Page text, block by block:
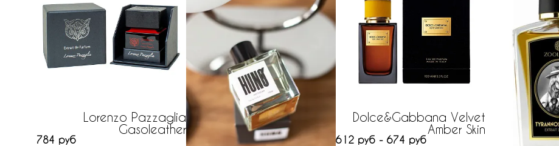
Lorenzo Pazzaglia
Gasoleather
784 руб
Dolce&Gabbana Velvet
Amber Skin
612 руб - 674 руб